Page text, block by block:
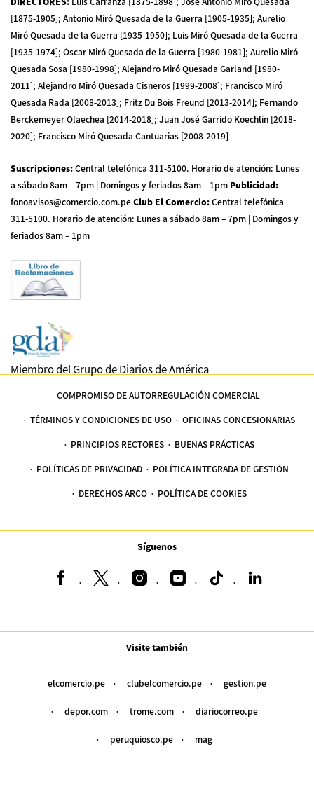
[1875-1905]; Antonio Miró Quesada de la Guerra [1905-1935]; Aurelio
Miró Quesada de la Guerra [1935-1950]; Luis Miró Quesada de la Guerra
[1935-1974]; Óscar Miró Quesada de la Guerra [1980-1981]; Aurelio Miró
Quesada Sosa [1980-1998]; Alejandro Miró Quesada Garland [1980-
2011]; Alejandro Miró Quesada Cisneros [1999-2008]; Francisco Miró
Quesada Rada [2008-2013]; Fritz Du Bois Freund [2013-2014]; Fernando
Berckemeyer Olaechea [2014-2018]; Juan José Garrido Koechlin [2018-
2020]; Francisco Miró Quesada Cantuarias [2008-2019]
Suscripciones:Central telefónica 311-5100. Horario de atención: Lunes
a sábado 8am – 7pm | Domingos y feriados 8am – 1pm Publicidad:
fonoavisos@comercio.com.peClub El Comercio:Central telefónica
311-5100. Horario de atención: Lunes a sábado 8am – 7pm | Domingos y
feriados 8am – 1pm
Miembro del Grupo de Diarios de América
COMPROMISO DE AUTORREGULACIÓN COMERCIAL
TÉRMINOS Y CONDICIONES DE USO OFICINAS CONCESIONARIAS
PRINCIPIOS RECTORES BUENAS PRÁCTICAS
POLÍTICAS DE PRIVACIDAD POLÍTICA INTEGRADA DE GESTIÓN
DERECHOS ARCO POLÍTICA DE COOKIES
Síguenos
Visite también
elcomercio.pe clubelcomercio.pe gestion.pe
depor.com trome.com diariocorreo.pe
peruquiosco.pe mag